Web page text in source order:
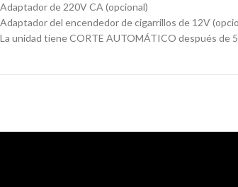
Adaptador de 220V CA (opcional)
Adaptador del encendedor de cigarrillos de 12V
La unidad tiene CORTE AUTOMÁTICO después de